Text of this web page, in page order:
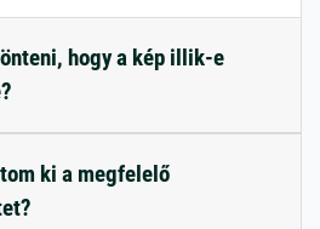
hogy a kép illik-e
ki a megfelelő